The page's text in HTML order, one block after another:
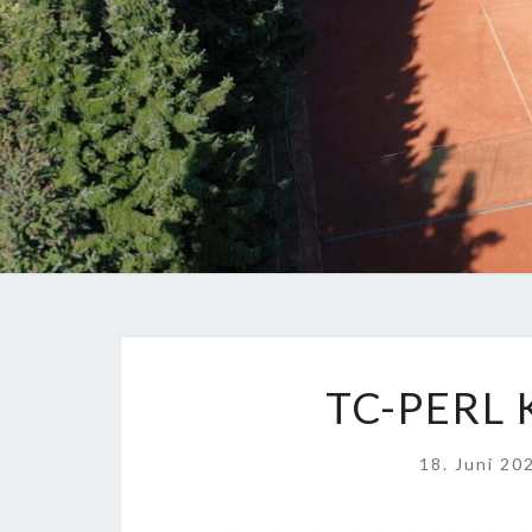
TC-PERL
18. Juni